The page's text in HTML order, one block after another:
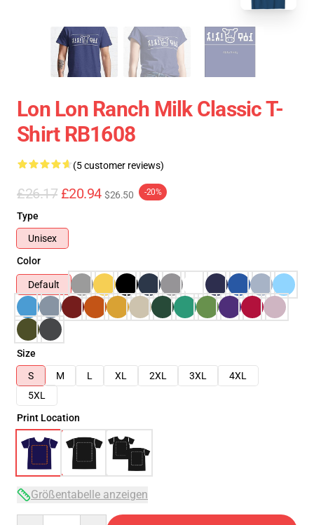
Lon Lon Ranch Milk Classic T-
Shirt RB1608
(5 customer reviews)
£26.17 £20.94 $26.50 -20%
Type
Unisex
Color
Default
Size
S
M L XL 2XL 3XL
4XL
5XL
Print Location
Größentabelle anzeigen